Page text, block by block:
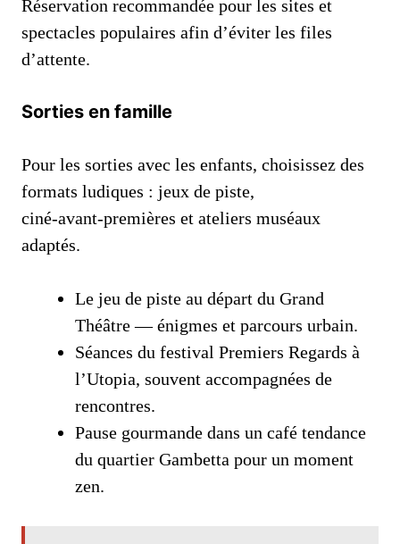
Réservation recommandée pour les sites et
spectacles populaires afin d’éviter les files
d’attente.
Sorties en famille
Pour les sorties avec les enfants, choisissez des
formats ludiques : jeux de piste,
ciné‑avant‑premières et ateliers muséaux
adaptés.
Le jeu de piste au départ du Grand
Théâtre — énigmes et parcours urbain.
Séances du festival Premiers Regards à
l’Utopia, souvent accompagnées de
rencontres.
Pause gourmande dans un café tendance
du quartier Gambetta pour un moment
zen.